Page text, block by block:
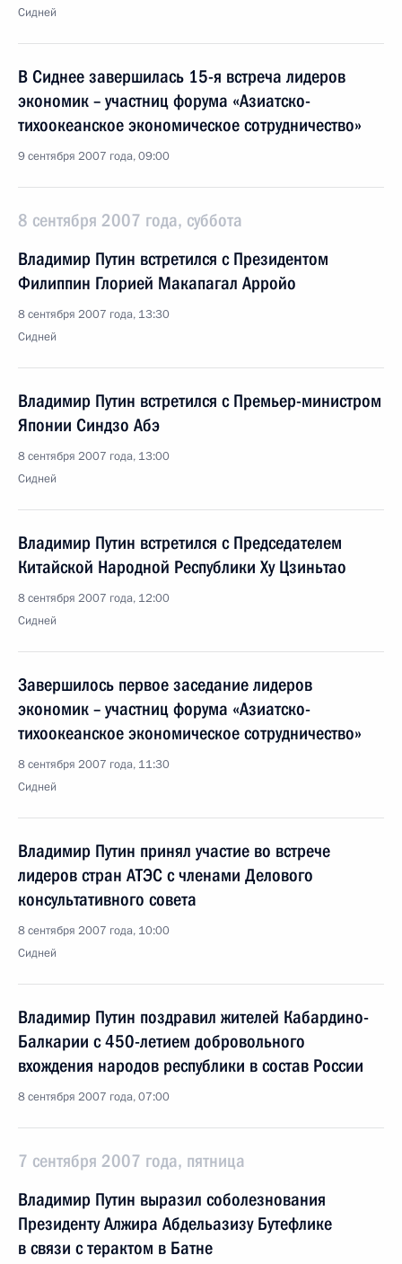
Сидней
В Сиднее завершилась 15-я встреча лидеров
экономик – участниц форума «Азиатско-
тихоокеанское экономическое сотрудничество»
9 сентября 2007 года, 09:00
8 сентября 2007 года, суббота
Владимир Путин встретился с Президентом
Филиппин Глорией Макапагал Арройо
8 сентября 2007 года, 13:30
Сидней
Владимир Путин встретился с Премьер-министром
Японии Синдзо Абэ
8 сентября 2007 года, 13:00
Сидней
Владимир Путин встретился с Председателем
Китайской Народной Республики Ху Цзиньтао
8 сентября 2007 года, 12:00
Сидней
Завершилось первое заседание лидеров
экономик – участниц форума «Азиатско-
тихоокеанское экономическое сотрудничество»
8 сентября 2007 года, 11:30
Сидней
Владимир Путин принял участие во встрече
лидеров стран АТЭС с членами Делового
консультативного совета
8 сентября 2007 года, 10:00
Сидней
Владимир Путин поздравил жителей Кабардино-
Балкарии с 450-летием добровольного
вхождения народов республики в состав России
8 сентября 2007 года, 07:00
7 сентября 2007 года, пятница
Владимир Путин выразил соболезнования
Президенту Алжира Абдельазизу Бутефлике
в связи с терактом в Батне